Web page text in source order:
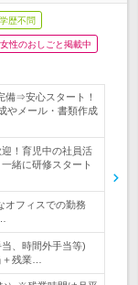
学歴不問
女性のおしごと掲載中
備⇒安心スタート！
やメール・書類作成
！育児中の社員活
緒に研修スタート
オフィスでの勤務
、時間外手当等)
残業…